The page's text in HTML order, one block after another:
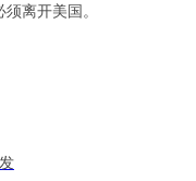
离开美国。